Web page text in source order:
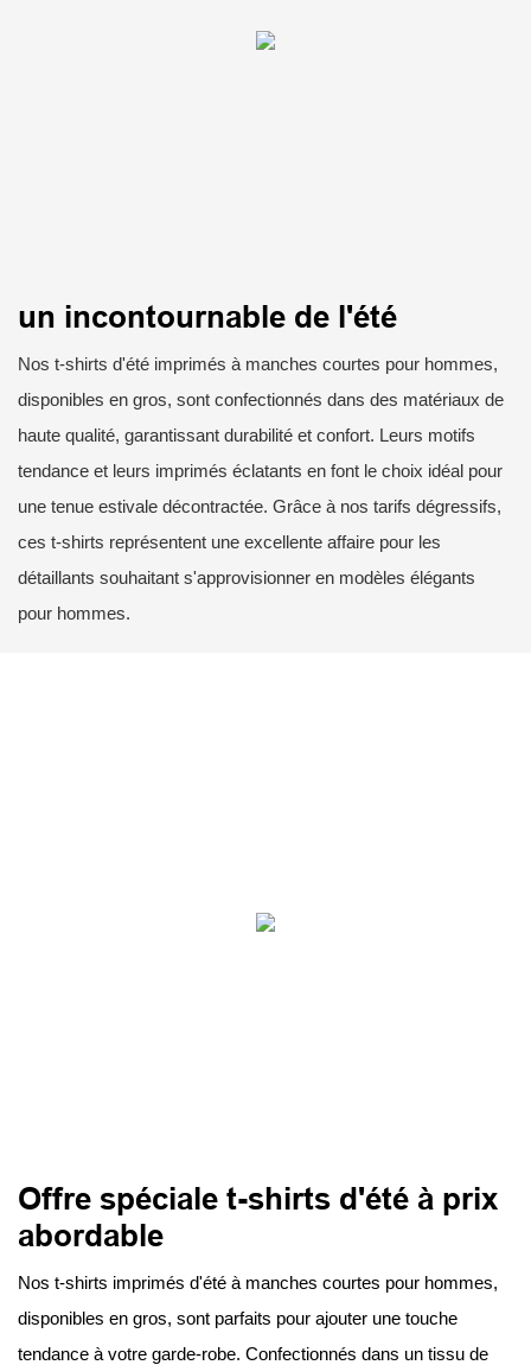
un incontournable de l'été
Nos t-shirts d'été imprimés à manches courtes pour hommes,
disponibles en gros, sont confectionnés dans des matériaux de
haute qualité, garantissant durabilité et confort. Leurs motifs
tendance et leurs imprimés éclatants en font le choix idéal pour
une tenue estivale décontractée. Grâce à nos tarifs dégressifs,
ces t-shirts représentent une excellente affaire pour les
détaillants souhaitant s'approvisionner en modèles élégants
pour hommes.
Offre spéciale t-shirts d'été à prix
abordable
Nos t-shirts imprimés d'été à manches courtes pour hommes,
disponibles en gros, sont parfaits pour ajouter une touche
tendance à votre garde-robe. Confectionnés dans un tissu de